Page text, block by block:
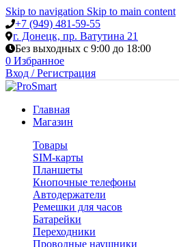
Skip to navigation Skip to main content
+7 (949) 481-59-55
г. Донецк, пр. Ватутина 21
Без выходных с 9:00 до 18:00
0 Избранное
Вход / Регистрация
Главная
Магазин
Товары
SIM-карты
Планшеты
Кнопочные телефоны
Автодержатели
Ремешки для часов
Батарейки
Переходники
Проводные наушники